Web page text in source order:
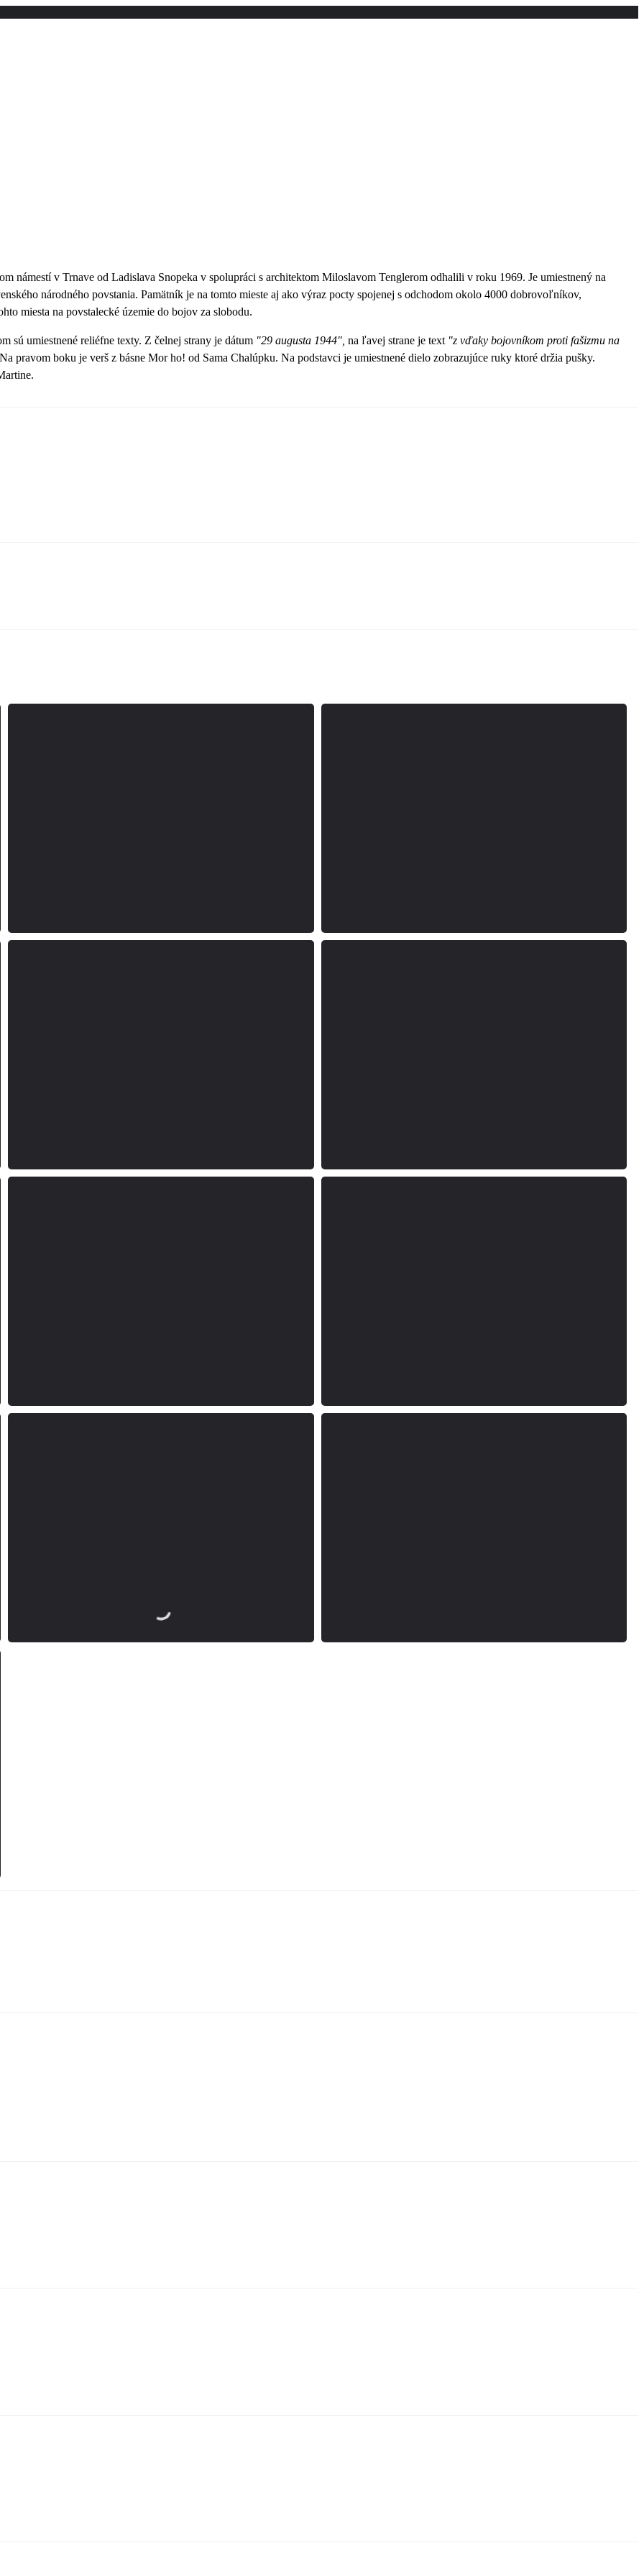
námestí v Trnave od Ladislava Snopeka v spolupráci s architektom Miloslavom Tenglerom odhalili v roku 1969. Je umiestnený na
národného povstania. Pamätník je na tomto mieste aj ako výraz pocty spojenej s odchodom okolo 4000 dobrovoľníkov,
miesta na povstalecké územie do bojov za slobodu.
sú umiestnené reliéfne texty. Z čelnej strany je dátum "29 augusta 1944", na ľavej strane je text "z vďaky bojovníkom proti fašizmu na
pravom boku je verš z básne Mor ho! od Sama Chalúpku. Na podstavci je umiestnené dielo zobrazujúce ruky ktoré držia pušky.